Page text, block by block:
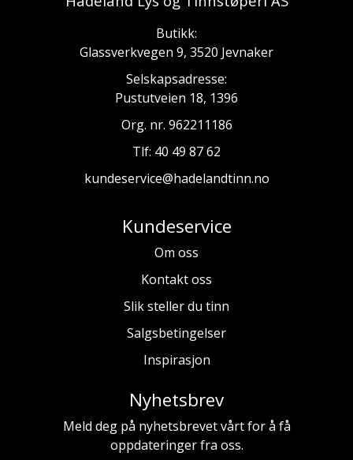
Butikk:
Glassverkvegen 9, 3520 Jevnaker
Selskapsadresse:
Pustutveien 18, 1396
Org. nr. 962211186
Tlf: 40 49 87 62
kundeservice@hadelandtinn.no
Kundeservice
Om oss
Kontakt oss
Slik steller du tinn
Salgsbetingelser
Inspirasjon
Nyhetsbrev
Meld deg på nyhetsbrevet vårt for å få
oppdateringer fra oss.